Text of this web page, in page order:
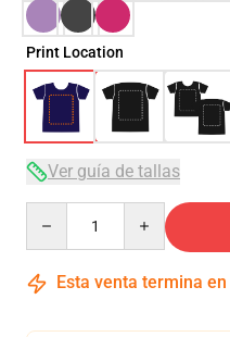
Print Location
Ver guía de tallas
Esta venta termina en